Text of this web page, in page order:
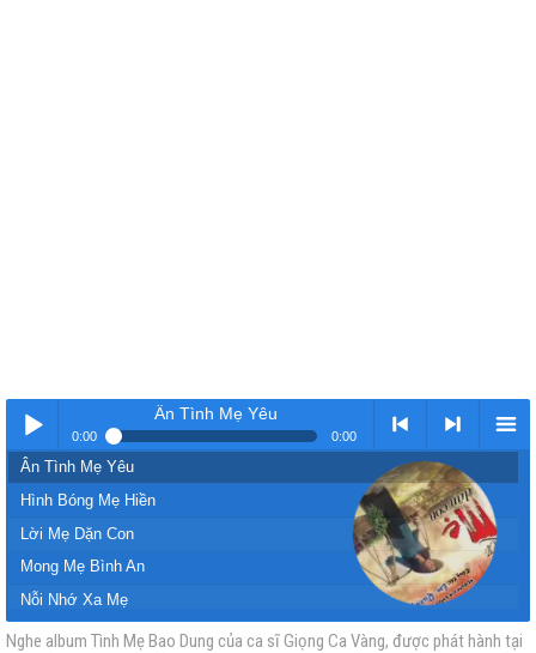
Nhạc
Ân Tình Mẹ Yêu
0:00 0:00
< Kho > Kho
Ân Tình Mẹ Yêu
Hình Bóng Mẹ Hiền
Lời Mẹ Dặn Con
Mong Mẹ Bình An
Nỗi Nhớ Xa Mẹ
Tình Mẹ Yêu
Nghe album Tình Mẹ Bao Dung của ca sĩ Giọng Ca Vàng, được phát hành tại